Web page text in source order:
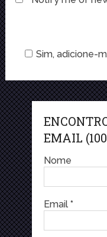
Sim, adicione-
EMAIL
Nome
Email *